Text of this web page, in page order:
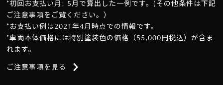
*初回お支払い月: 5月で算出した一例です。(その他条件は下記
ご注意事項をご覧ください。）
*お支払い例は2021年4月時点での情報です。
*車両本体価格には特別塗装色の価格（55,000円税込）が含ま
れます。
ご注意事項を見る